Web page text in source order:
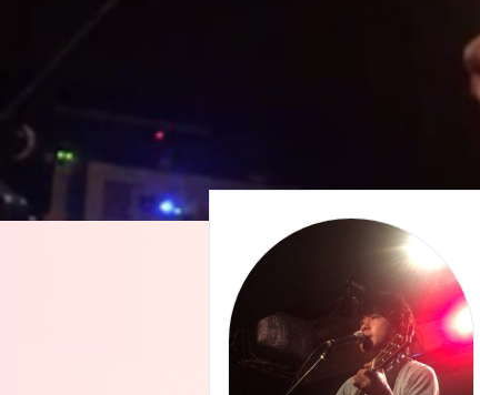
ライブ体験をもっと